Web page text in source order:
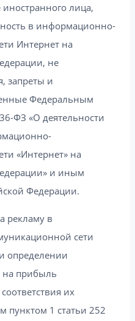
лица,
в информационно-
Интернет на
не
запреты и
Федеральным
ФЗ «О деятельности
«Интернет» на
и иным
Федерации.
рекламу в
сети
определении
на прибыль
их
пунктом 1 статьи 252